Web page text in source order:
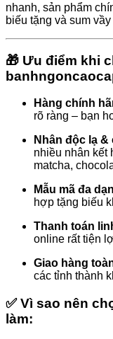
nhanh, sản phẩm
biếu tặng và sum
🎁 Ưu điểm khi
Hàng chính
rõ ràng – bạn
Nhân độc lạ &
nhiều nhân kết
matcha,
Mẫu mã đa
hợp tặng biếu
Thanh toán
online rất tiện
Giao hàng
các tỉnh thành
✅ Vì sao nên
làm: